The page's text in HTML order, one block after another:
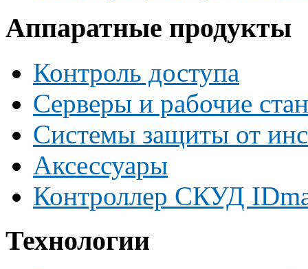
Аппаратные продукты
Контроль доступа
Серверы и рабочие
Системы защиты от
Аксессуары
Контроллер СКУД
Технологии